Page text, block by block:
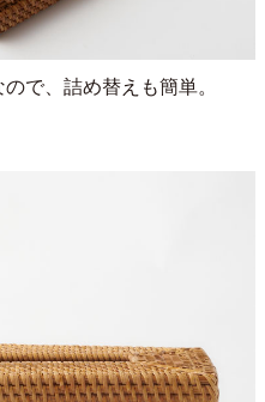
で、詰め替えも簡単。